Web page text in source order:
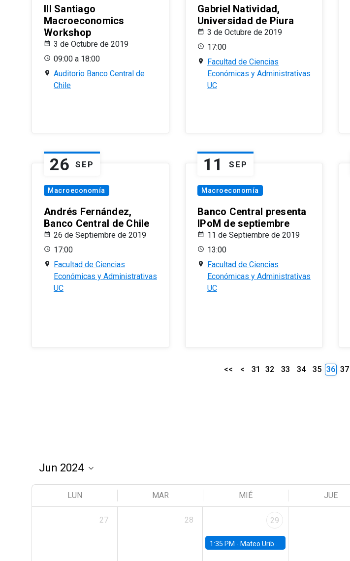
III Santiago
Macroeconomics
Workshop
3 de Octubre de 2019
09:00 a 18:00
Auditorio Banco Central de
Chile
Gabriel Natividad,
Universidad de Piura
3 de Octubre de 2019
17:00
Facultad de Ciencias
Económicas y Administrativas
UC
26 SEP
Macroeconomía
Andrés Fernández,
Banco Central de Chile
26 de Septiembre de 2019
17:00
Facultad de Ciencias
Económicas y Administrativas
UC
11 SEP
Macroeconomía
Banco Central presenta
IPoM de septiembre
11 de Septiembre de 2019
13:00
Facultad de Ciencias
Económicas y Administrativas
UC
<< < 31 32 33 34 35 36 37
LUN MAR MIÉ JUE
27 28 29
1:35 PM - Mateo Uribe-Castro, Universidad de los Andes (Colombia)